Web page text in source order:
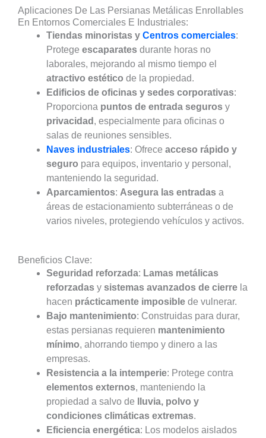
Aplicaciones De Las Persianas Metálicas Enrollables
En Entornos Comerciales E Industriales:
Tiendas minoristas y Centros comerciales:
Protege escaparates durante horas no
laborales, mejorando al mismo tiempo el
atractivo estético de la propiedad.
Edificios de oficinas y sedes corporativas:
Proporciona puntos de entrada seguros y
privacidad , especialmente para oficinas o
salas de reuniones sensibles.
Naves industriales: Ofrece acceso rápido y
seguro para equipos, inventario y personal,
manteniendo la seguridad.
Aparcamientos: Asegura las entradas a
áreas de estacionamiento subterráneas o de
varios niveles, protegiendo vehículos y activos.
Beneficios Clave:
Seguridad reforzada: Lamas metálicas
reforzadas y sistemas avanzados de cierre la
hacen prácticamente imposible de vulnerar.
Bajo mantenimiento: Construidas para durar,
estas persianas requieren mantenimiento
mínimo, ahorrando tiempo y dinero a las
empresas.
Resistencia a la intemperie: Protege contra
elementos externos, manteniendo la
propiedad a salvo de
lluvia, polvo y
condiciones climáticas extremas.
Eficiencia energética: Los modelos aislados